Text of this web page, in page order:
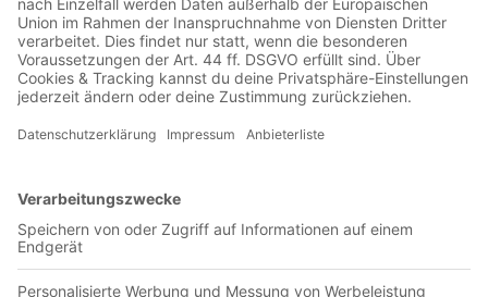
Jetzt in der App abspielen